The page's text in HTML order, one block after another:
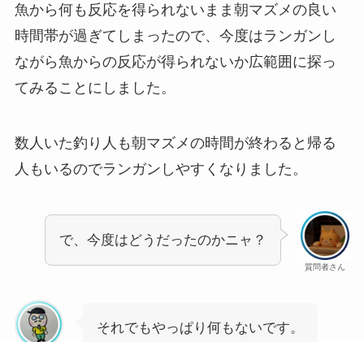
魚から何も反応を得られないまま朝マズメの良い
時間帯が過ぎてしまったので、今度はランガンし
ながら魚からの反応が得られないか広範囲に探っ
てみることにしました。
数人いた釣り人も朝マズメの時間が終わると帰る
人もいるのでランガンしやすくなりました。
質問者さん
で、今度はどうだったのかニャ？
それでもやっぱり何もないです。